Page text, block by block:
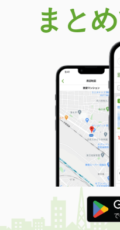
福島県郡山市富田町字大徳
価 格
土地面積
福島県郡山市久留米５
価 格
住 所
建物面積
土地面積
福島県郡山市安積町日出山
価 格
住 所
福
まと